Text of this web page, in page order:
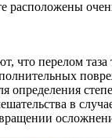
расположены
что перелом
определения
в